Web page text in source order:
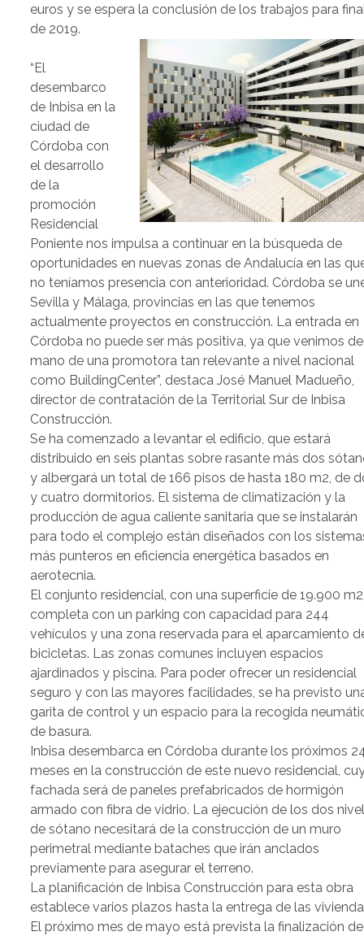
euros y se espera la conclusión de los trabajos para
de 2019.
“El
desembarco
de Inbisa en la
ciudad de
Córdoba con
el desarrollo
de la
promoción
Residencial
Poniente nos impulsa a continuar en la búsqueda de
oportunidades en nuevas zonas de Andalucía en las
no teníamos presencia con anterioridad. Córdoba se
Sevilla y Málaga, provincias en las que tenemos
actualmente proyectos en construcción. La entrada en
Córdoba no puede ser más positiva, ya que venimos
mano de una promotora tan relevante a nivel nacional
como BuildingCenter”, destaca José Manuel Madueño,
director de contratación de la Territorial Sur de Inbisa
Construcción.
Se ha comenzado a levantar el edificio, que estará
distribuido en seis plantas sobre rasante más dos
y albergará un total de 166 pisos de hasta 180 m2, de
y cuatro dormitorios. El sistema de climatización y la
producción de agua caliente sanitaria que se instalarán
para todo el complejo están diseñados con los
más punteros en eficiencia energética basados en
aerotecnia.
El conjunto residencial, con una superficie de 19.900
completa con un parking con capacidad para 244
vehículos y una zona reservada para el aparcamiento
bicicletas. Las zonas comunes incluyen espacios
ajardinados y piscina. Para poder ofrecer un residencial
seguro y con las mayores facilidades, se ha previsto
garita de control y un espacio para la recogida
de basura.
Inbisa desembarca en Córdoba durante los próximos
meses en la construcción de este nuevo residencial,
fachada será de paneles prefabricados de hormigón
armado con fibra de vidrio. La ejecución de los dos
de sótano necesitará de la construcción de un muro
perimetral mediante bataches que irán anclados
previamente para asegurar el terreno.
La planificación de Inbisa Construcción para esta obra
establece varios plazos hasta la entrega de las
El próximo mes de mayo está prevista la finalización de